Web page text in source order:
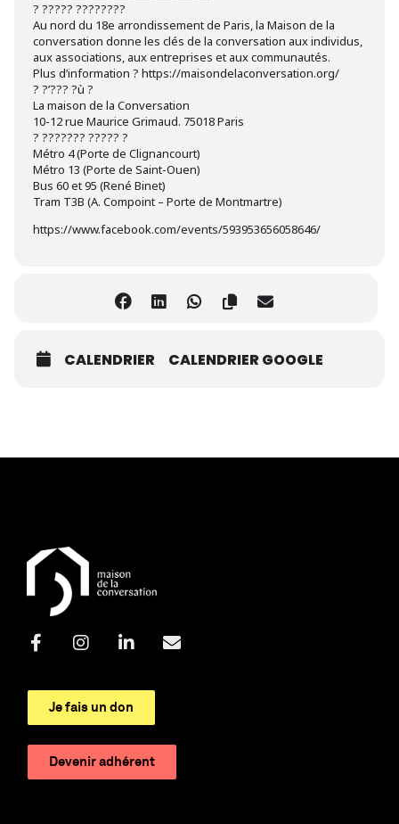
? ????? ????????
Au nord du 18e arrondissement de Paris, la Maison de la
conversation donne les clés de la conversation aux individus,
aux associations, aux entreprises et aux communautés.
Plus d’information ? https://maisondelaconversation.org/
? ?’??? ?ù ?
La maison de la Conversation
10-12 rue Maurice Grimaud. 75018 Paris
? ??????? ????? ?
Métro 4 (Porte de Clignancourt)
Métro 13 (Porte de Saint-Ouen)
Bus 60 et 95 (René Binet)
Tram T3B (A. Compoint – Porte de Montmartre)
https://www.facebook.com/events/593953656058646/
CALENDRIER CALENDRIER GOOGLE
Je fais un don
Devenir adhérent